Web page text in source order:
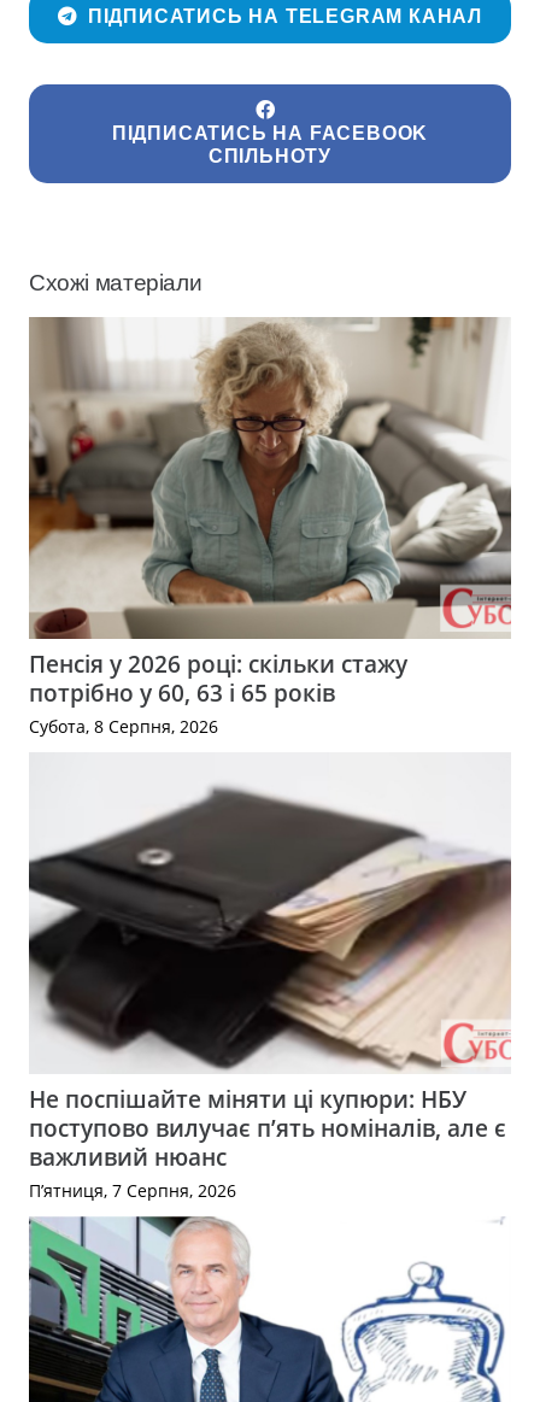
ПІДПИСАТИСЬ НА TELEGRAM КАНАЛ
ПІДПИСАТИСЬ НА FACEBOOK
СПІЛЬНОТУ
Схожі матеріали
Пенсія у 2026 році: скільки стажу
потрібно у 60, 63 і 65 років
Субота, 8 Серпня, 2026
Не поспішайте міняти ці купюри: НБУ
поступово вилучає п’ять номіналів, але є
важливий нюанс
П’ятниця, 7 Серпня, 2026